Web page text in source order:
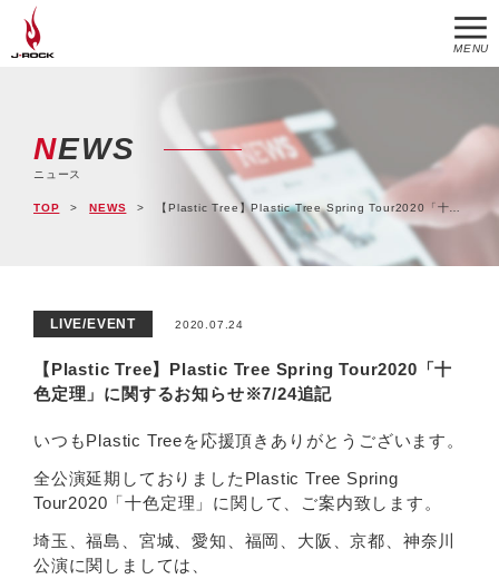
MENU
NEWS
ニュース
TOP NEWS 【Plastic Tree】Plastic Tree Spring Tour2020「十色定理」に関するお知らせ※7/24追記
LIVE/EVENT 2020.07.24
【Plastic Tree】Plastic Tree Spring Tour2020「十
色定理」に関するお知らせ※7/24追記
いつもPlastic Treeを応援頂きありがとうございます。
全公演延期しておりましたPlastic Tree Spring
Tour2020「十色定理」に関して、ご案内致します。
埼玉、福島、宮城、愛知、福岡、大阪、京都、神奈川
公演に関しましては、